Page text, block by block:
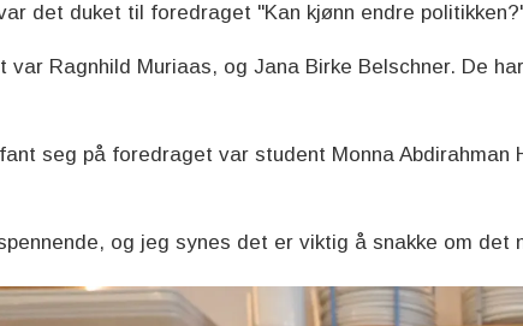
det duket til foredraget "Kan kjønn endre
var Ragnhild Muriaas, og Jana Birke Belschner. De
seg på foredraget var student Monna
og jeg synes det er viktig å snakke om det